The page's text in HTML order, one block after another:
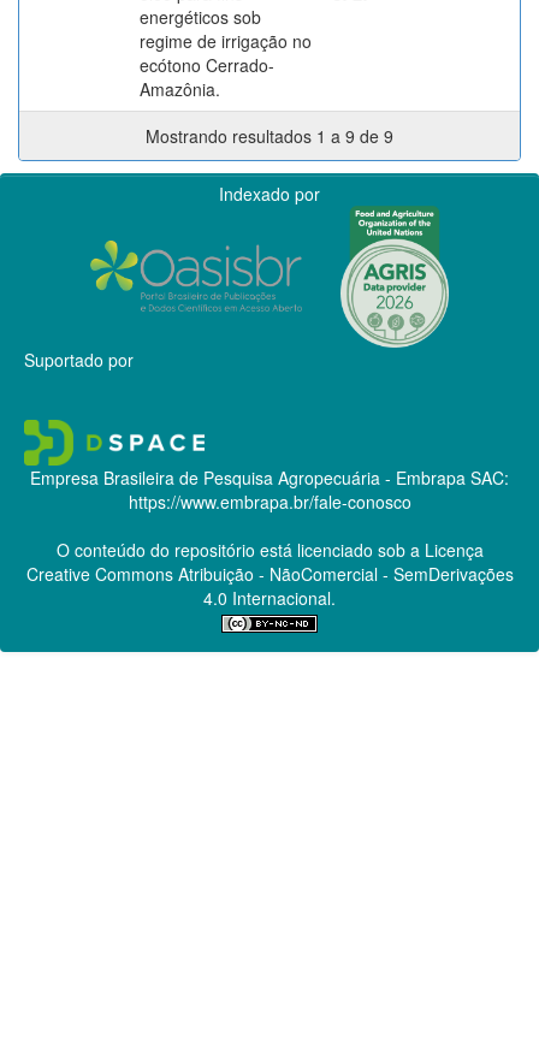
energéticos sob
regime de irrigação no
ecótono Cerrado-
Amazônia.
Mostrando resultados 1 a 9 de 9
Indexado por
Suportado por
Empresa Brasileira de Pesquisa Agropecuária - Embrapa SAC:
https://www.embrapa.br/fale-conosco
O conteúdo do repositório está licenciado sob a Licença
Creative CommonsAtribuição - NãoComercial - SemDerivações
4.0 Internacional.